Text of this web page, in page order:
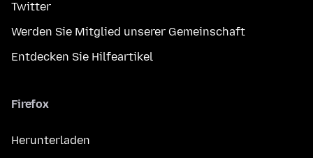
Twitter
Werden Sie Mitglied unserer Gemeinschaft
Entdecken Sie Hilfeartikel
Firefox
Herunterladen